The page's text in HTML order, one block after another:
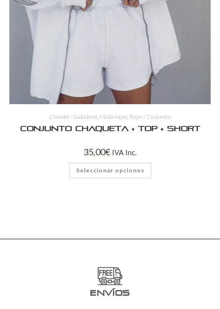
Chándal / Sudaderas Moda mujer, Trajes / Conjuntos
Conjunto chaqueta + top + short
35,00€ IVA Inc.
Seleccionar opciones
ENVÍOS